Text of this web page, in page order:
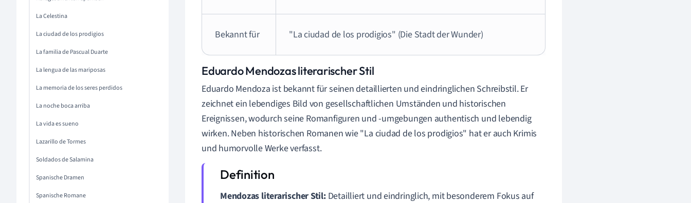
La Celestina
La ciudad de los prodigios
La familia de Pascual Duarte
La lengua de las mariposas
La memoria de los seres perdidos
La noche boca arriba
La vida es sueno
Lazarillo de Tormes
Soldados de Salamina
Spanische Dramen
Spanische Romane
Bekannt für "La ciudad de los prodigios" (Die Stadt der Wunder)
Eduardo Mendozas literarischer Stil
Eduardo Mendoza ist bekannt für seinen detaillierten und eindringlichen Schreibstil. Er
zeichnet ein lebendiges Bild von gesellschaftlichen Umständen und historischen
Ereignissen, wodurch seine Romanfiguren und -umgebungen authentisch und lebendig
wirken. Neben historischen Romanen wie "La ciudad de los prodigios" hat er auch Krimis
und humorvolle Werke verfasst.
Mendozas literarischer Stil:Detailliert und eindringlich, mit besonderem Fokus auf